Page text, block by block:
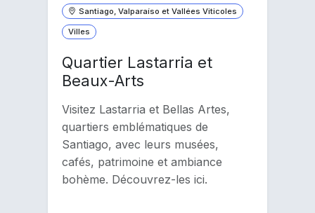
Santiago, Valparaíso et Vallées Viticoles
Villes
Quartier Lastarria et
Beaux-Arts
Visitez Lastarria et Bellas Artes,
quartiers emblématiques de
Santiago, avec leurs musées,
cafés, patrimoine et ambiance
bohème. Découvrez-les ici.